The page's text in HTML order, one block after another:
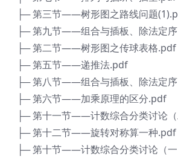
├─ 第三节——树形图之路线问题
├─ 第九节——组合与插板、除法定
├─ 第二节——树形图之传球表格.pdf
├─ 第五节——递推法.pdf
├─ 第八节——组合与插板、除法定
├─ 第六节——加乘原理的区分.pdf
├─ 第十一节——计数综合分类讨论
├─ 第十二节——旋转对称算一种.pdf
├─ 第十节——计数综合分类讨论（